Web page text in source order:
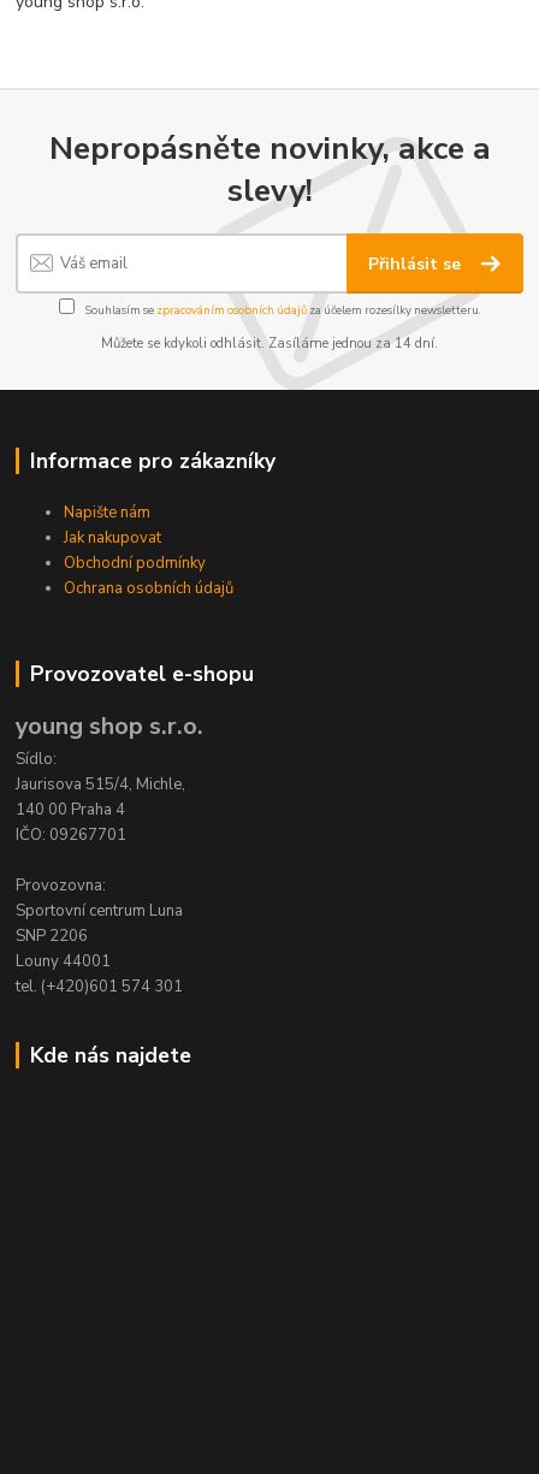
Nepropásněte novinky, akce a
slevy!
Přihlásit se
Souhlasím se zpracováním osobních údajůza účelem rozesílky newsletteru.
Můžete se kdykoli odhlásit. Zasíláme jednou za 14 dní.
Informace pro zákazníky
Napište nám
Jak nakupovat
Obchodní podmínky
Ochrana osobních údajů
Provozovatel e-shopu
young shop s.r.o.
Sídlo:
Jaurisova 515/4, Michle,
140 00 Praha 4
IČO: 09267701
Provozovna:
Sportovní centrum Luna
SNP 2206
Louny 44001
tel. (+420)601 574 301
Kde nás najdete